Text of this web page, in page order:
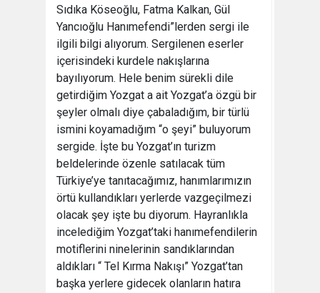
Sıdıka Köseoğlu, Fatma Kalkan, Gül
Yancıoğlu Hanımefendi”lerden sergi ile
ilgili bilgi alıyorum. Sergilenen eserler
içerisindeki kurdele nakışlarına
bayılıyorum. Hele benim sürekli dile
getirdiğim Yozgat a ait Yozgat’a özgü bir
şeyler olmalı diye çabaladığım, bir türlü
ismini koyamadığım “o şeyi” buluyorum
sergide. İşte bu Yozgat’ın turizm
beldelerinde özenle satılacak tüm
Türkiye’ye tanıtacağımız, hanımlarımızın
örtü kullandıkları yerlerde vazgeçilmezi
olacak şey işte bu diyorum. Hayranlıkla
incelediğim Yozgat’taki hanımefendilerin
motiflerini ninelerinin sandıklarından
aldıkları “ Tel Kırma Nakışı” Yozgat’tan
başka yerlere gidecek olanların hatıra